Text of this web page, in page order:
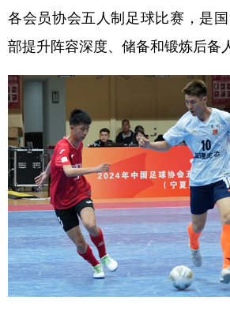
各会员协会五人制足球比赛，是
部提升阵容深度、储备和锻炼后备